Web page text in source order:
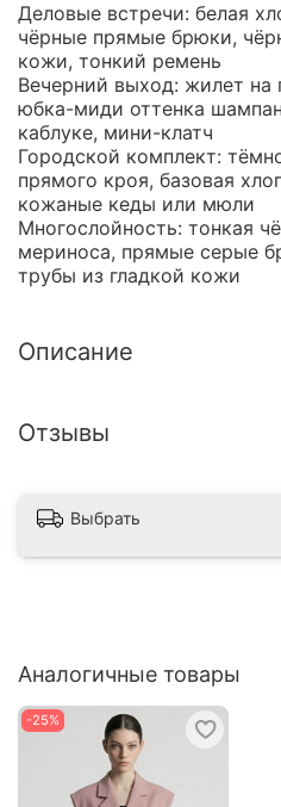
Деловые встречи: белая
чёрные прямые брюки,
кожи, тонкий ремень
Вечерний выход: жилет на
юбка-миди оттенка
каблуке, мини-клатч
Городской комплект:
прямого кроя, базовая
кожаные кеды или мюли
Многослойность: тонкая
мериноса, прямые серые
трубы из гладкой кожи
Описание
Отзывы
Выбрать
Аналогичные товары
-25%